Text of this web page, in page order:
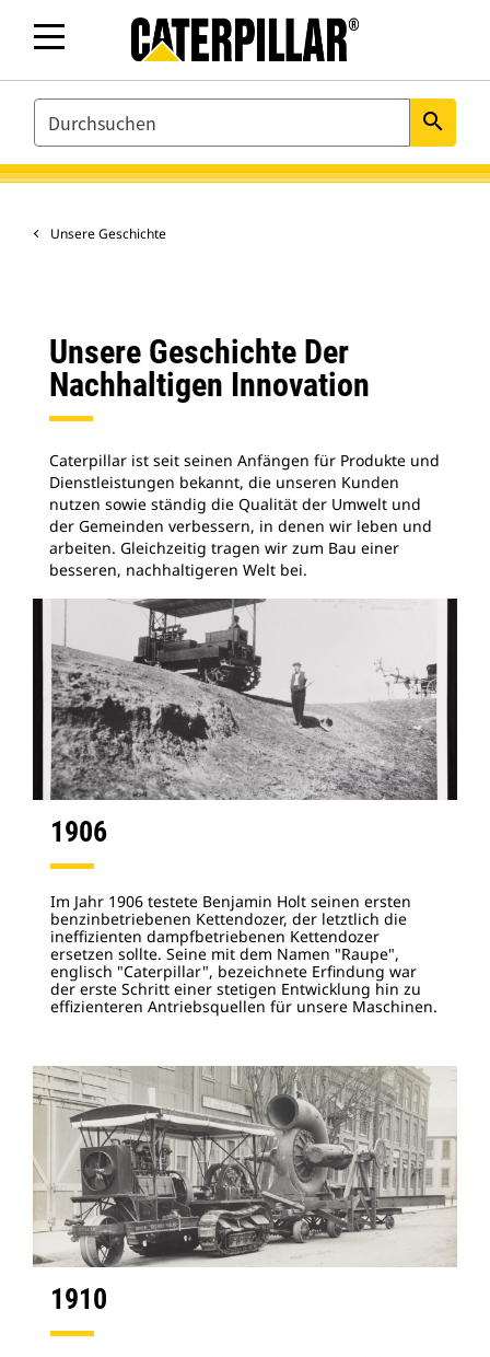
SEARCH search
Unsere Geschichte
Unsere Geschichte Der
Nachhaltigen Innovation
Caterpillar ist seit seinen Anfängen für Produkte und
Dienstleistungen bekannt, die unseren Kunden
nutzen sowie ständig die Qualität der Umwelt und
der Gemeinden verbessern, in denen wir leben und
arbeiten. Gleichzeitig tragen wir zum Bau einer
besseren, nachhaltigeren Welt bei.
1906
Im Jahr 1906 testete Benjamin Holt seinen ersten
benzinbetriebenen Kettendozer, der letztlich die
ineffizienten dampfbetriebenen Kettendozer
ersetzen sollte. Seine mit dem Namen "Raupe",
englisch "Caterpillar", bezeichnete Erfindung war
der erste Schritt einer stetigen Entwicklung hin zu
effizienteren Antriebsquellen für unsere Maschinen.
1910